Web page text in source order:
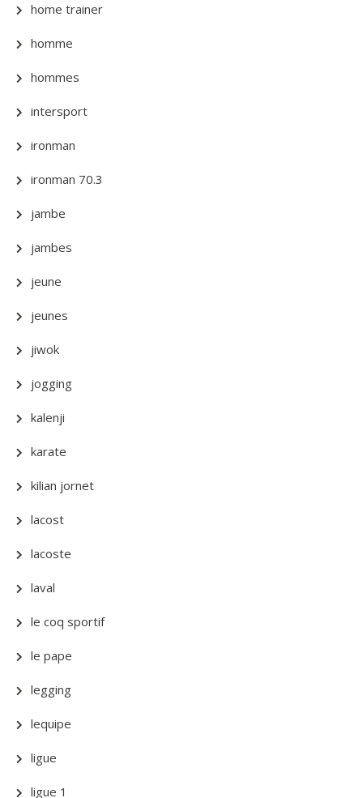
home trainer
homme
hommes
intersport
ironman
ironman 70.3
jambe
jambes
jeune
jeunes
jiwok
jogging
kalenji
karate
kilian jornet
lacost
lacoste
laval
le coq sportif
le pape
legging
lequipe
ligue
ligue 1